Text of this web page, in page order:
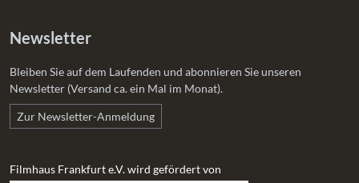
Newsletter
Bleiben Sie auf dem Laufenden und abonnieren Sie unseren
Newsletter (Versand ca. ein Mal im Monat).
Zur Newsletter-Anmeldung
Filmhaus Frankfurt e.V. wird gefördert von